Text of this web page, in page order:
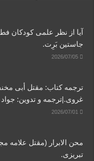
آیا از نظر علمی کودکان
جاستین بَرِت.
2026/07/05
ترجمه کتاب: مقتل أبی
غروی.|ترجمه و تدوین:
2026/07/01
محن الابرار (مقتل علامه
تبریزی.